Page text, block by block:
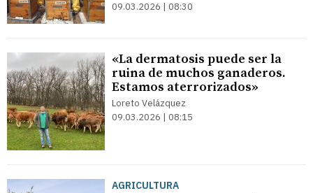
09.03.2026 | 08:30
«La dermatosis puede ser la
ruina de muchos ganaderos.
Estamos aterrorizados»
Loreto Velázquez
09.03.2026 | 08:15
AGRICULTURA